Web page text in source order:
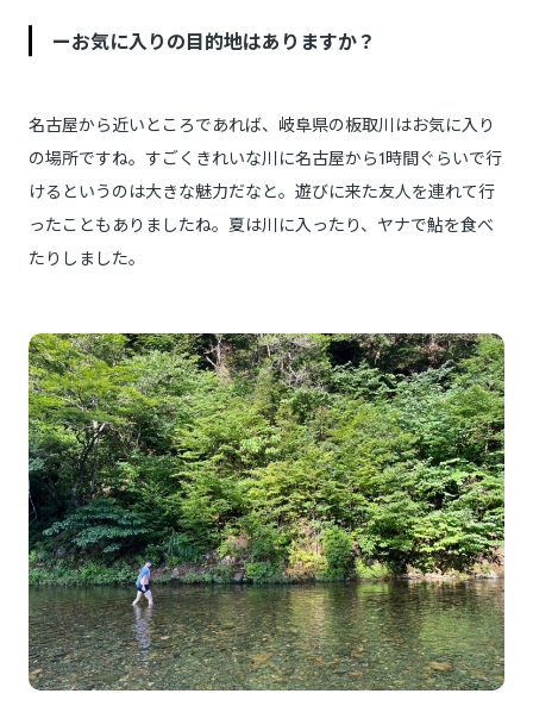
ーお気に入りの目的地はありますか？
名古屋から近いところであれば、岐阜県の板取川はお気に入り
の場所ですね。すごくきれいな川に名古屋から1時間ぐらいで行
けるというのは大きな魅力だなと。遊びに来た友人を連れて行
ったこともありましたね。夏は川に入ったり、ヤナで鮎を食べ
たりしました。